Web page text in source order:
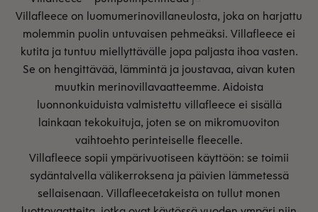
Villafleece on luomumerinovillaneulosta, joka on harjattu
molemmin puolin untuvaisen pehmeäksi. Villafleece ei
kutita ja tuntuu miellyttävälle jopa paljasta ihoa vasten.
Se on hengittävää, lämmintä ja joustavaa, aivan kuten
muutkin merinovillavaatteemme. Aidoista
luonnonkuiduista valmistettu villafleece ei sisällä
lainkaan tekokuituja, joten se on mikromuoviton
vaihtoehto perinteiselle fleecelle.
Villafleece sopii ympärivuotiseen käyttöön: se toimii
sydäntalvella välikerroksena ja päivien lämmetessä
sellaisenaan. Villafleecetakeista on tullut monen